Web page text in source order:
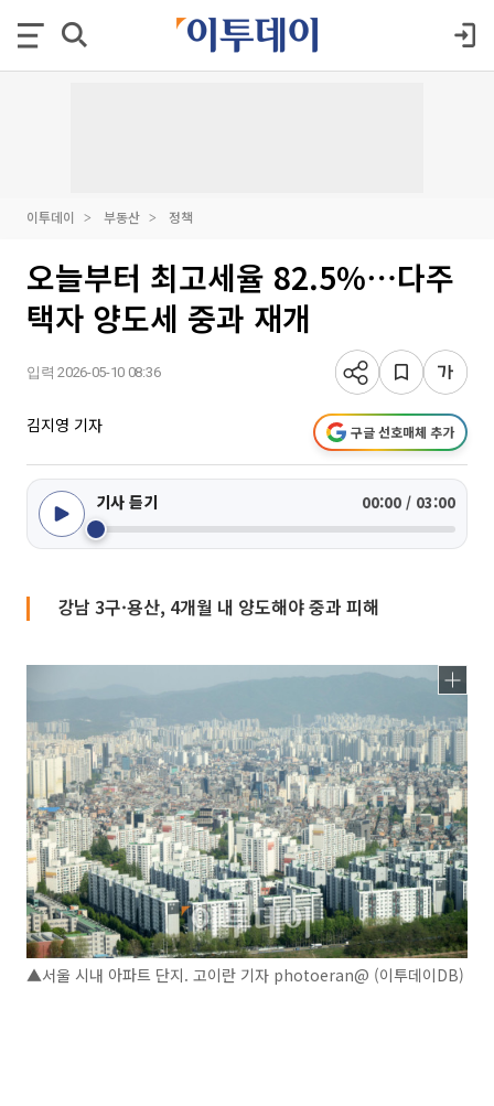
이투데이 부동산 정책
오늘부터 최고세율 82.5%⋯다주
택자 양도세 중과 재개
입력 2026-05-10 08:36
김지영 기자 구글 선호매체 추가
기사 듣기 00:00 / 03:00
강남 3구·용산, 4개월 내 양도해야 중과 피해
▲서울 시내 아파트 단지. 고이란 기자 photoeran@ (이투데이DB)